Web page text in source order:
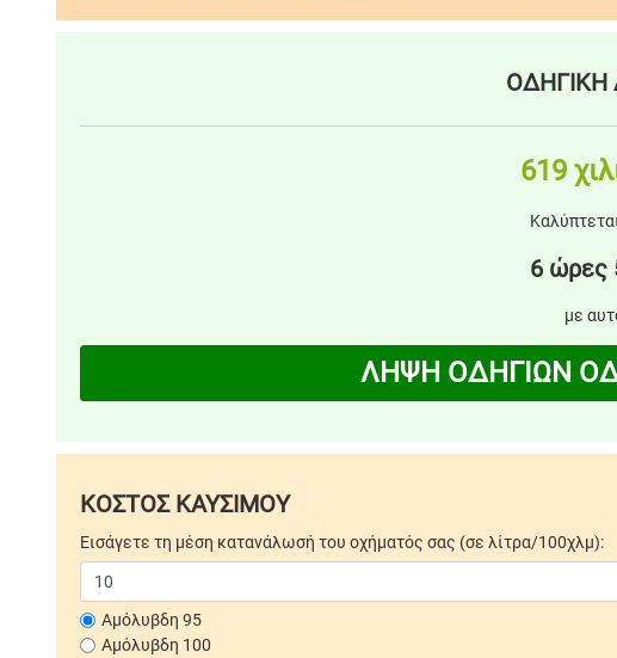
ΟΔΗΓΙΚΗ
619
6 ώρες
με
ΛΗΨΗ ΟΔΗΓΙΩΝ
ΚΟΣΤΟΣ ΚΑΥΣΙΜΟΥ
Εισάγετε τη μέση κατανάλωσή του οχήματός σας (σε λίτρα/100χλμ):
Αμόλυβδη 95
Αμόλυβδη 100